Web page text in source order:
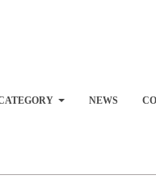
NEWS